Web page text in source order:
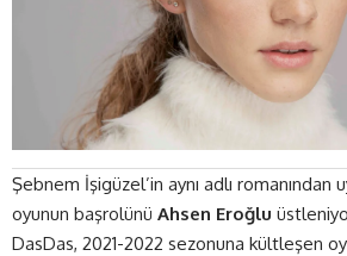
Şebnem İşigüzel’in aynı adlı romanından
oyunun başrolünü Ahsen Eroğlu
DasDas, 2021-2022 sezonuna kültleşen